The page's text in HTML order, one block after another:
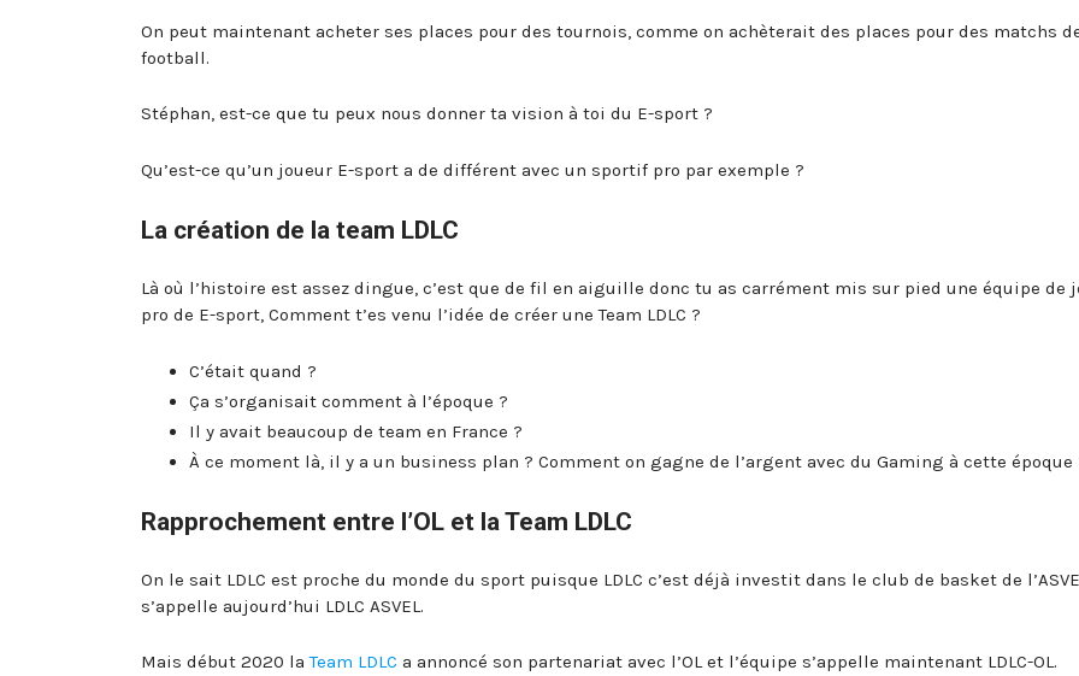
On peut maintenant acheter ses places pour des tournois, comme on achèterait des places pour des matchs
football.
Stéphan, est-ce que tu peux nous donner ta vision à toi du E-sport ?
Qu’est-ce qu’un joueur E-sport a de différent avec un sportif pro par exemple ?
La création de la team LDLC
Là où l’histoire est assez dingue, c’est que de fil en aiguille donc tu as carrément mis sur pied une équipe de
pro de E-sport, Comment t’es venu l’idée de créer une Team LDLC ?
C’était quand ?
Ça s’organisait comment à l’époque ?
Il y avait beaucoup de team en France ?
À ce moment là, il y a un business plan ? Comment on gagne de l’argent avec du Gaming à cette époque
Rapprochement entre l’OL et la Team LDLC
On le sait LDLC est proche du monde du sport puisque LDLC c’est déjà investit dans le club de basket de
s’appelle aujourd’hui LDLC ASVEL.
Mais début 2020 laTeam LDLC a annoncé son partenariat avec l’OL et l’équipe s’appelle maintenant LDLC-OL.